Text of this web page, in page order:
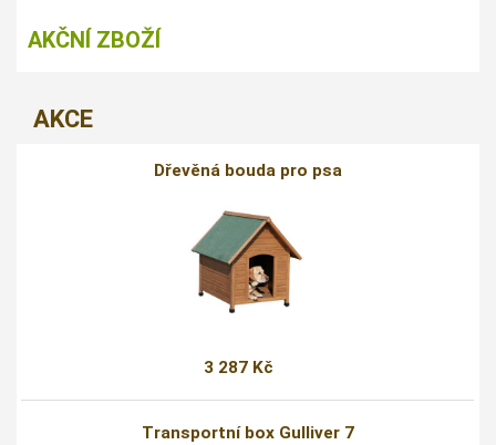
AKČNÍ ZBOŽÍ
AKCE
Dřevěná bouda pro psa
3 287 Kč
Transportní box Gulliver 7